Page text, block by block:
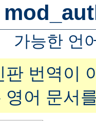
가능한 언
판 번역이
영어 문서